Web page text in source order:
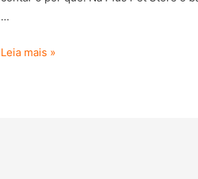
…
Leia mais »